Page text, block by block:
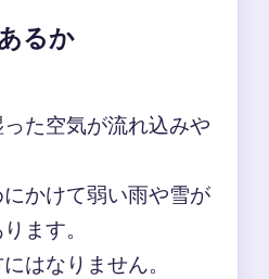
るか
た空気が流れ込みや
かけて弱い雨や雪が
ます。
はなりません。